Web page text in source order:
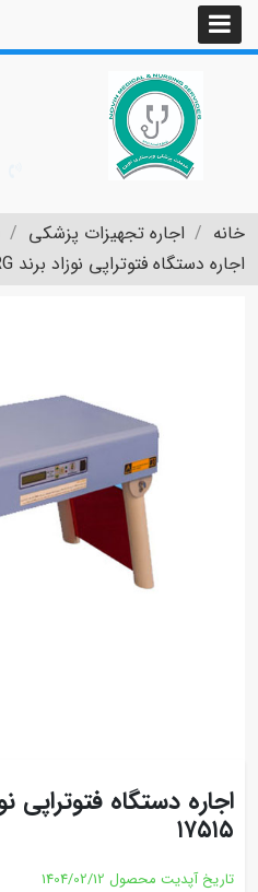
خانه اجاره تجهیزات پزشکی
اجاره دستگاه فتوتراپی نوزاد برند ARG مدل ۱۷۵۱۵
۱۷۵۱۵
تاریخ آپدیت محصول 1404/02/12